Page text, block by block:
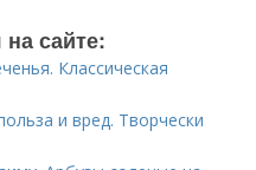
сайте:
Классическая
и вред. Творчески